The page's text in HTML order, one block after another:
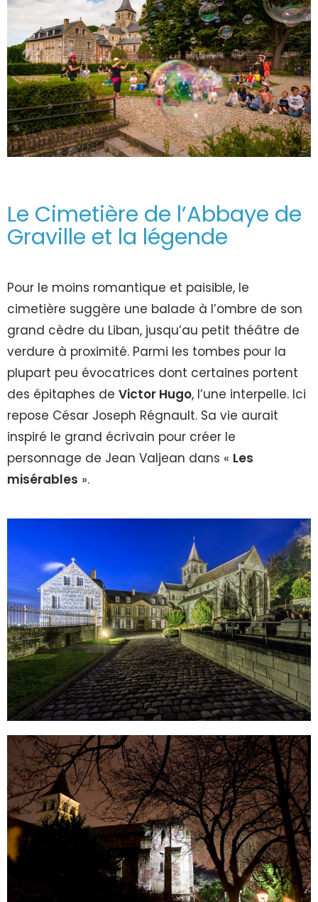
Le Cimetière de l’Abbaye de
Graville et la légende
Pour le moins romantique et paisible, le
cimetière suggère une balade à l’ombre de son
grand cèdre du Liban, jusqu’au petit théâtre de
verdure à proximité. Parmi les tombes pour la
plupart peu évocatrices dont certaines portent
des épitaphes de Victor Hugo, l’une interpelle. Ici
repose César Joseph Régnault. Sa vie aurait
inspiré le grand écrivain pour créer le
personnage de Jean Valjean dans « Les
misérables ».